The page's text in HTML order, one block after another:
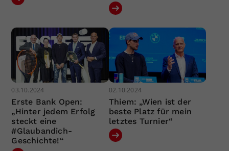
03.10.2024
Erste Bank Open:
„Hinter jedem Erfolg
steckt eine
#Glaubandich-
Geschichte!“
02.10.2024
Thiem: „Wien ist der
beste Platz für mein
letztes Turnier“